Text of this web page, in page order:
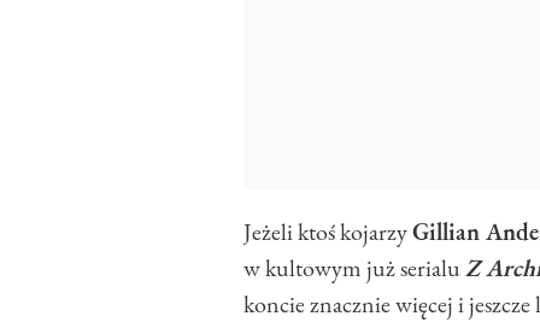
Jeżeli ktoś kojarzyGillian
w kultowym już serialuZ
koncie znacznie więcej i